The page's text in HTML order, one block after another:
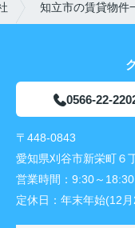
知立市の賃貸物件
0566-22-
〒448-0843
愛知県刈谷市新栄町６
営業時間： 9:30～18:30
定休日： 年末年始(12